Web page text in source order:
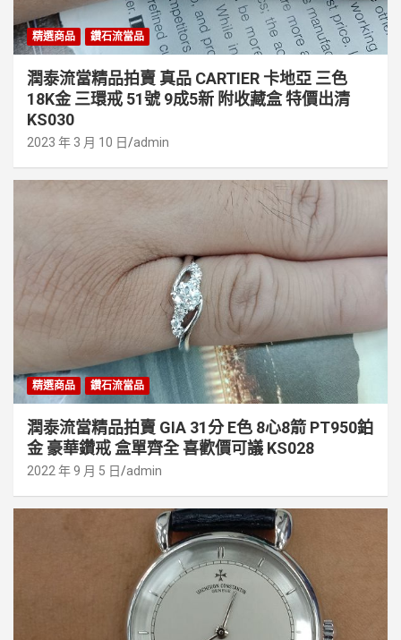
精選商品 鑽石流當品
潤泰流當精品拍賣 真品 CARTIER 卡地亞 三色
18K金 三環戒 51號 9成5新 附收藏盒 特價出清
KS030
2023 年 3 月 10 日 admin
精選商品 鑽石流當品
潤泰流當精品拍賣 GIA 31分 E色 8心8箭 PT950鉑
金 豪華鑽戒 盒單齊全 喜歡價可議 KS028
2022 年 9 月 5 日 admin